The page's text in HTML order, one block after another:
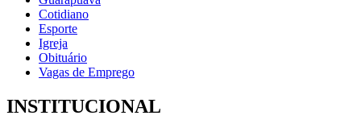
Cotidiano
Esporte
Igreja
Obituário
Vagas de Emprego
INSTITUCIONAL